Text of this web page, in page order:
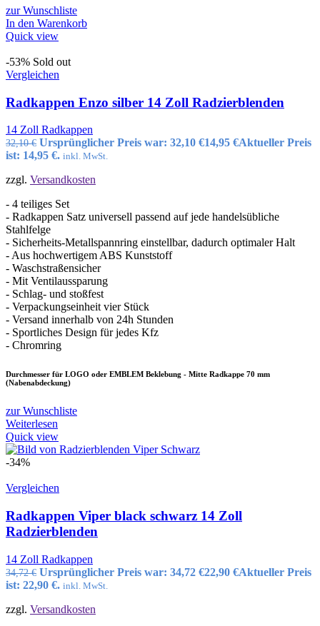
zur Wunschliste
In den Warenkorb
Quick view
-53% Sold out
Vergleichen
Radkappen Enzo silber 14 Zoll Radzierblenden
14 Zoll Radkappen
32,10€ Ursprünglicher Preis war: 32,10 €14,95 €Aktueller Preis
ist: 14,95 €. inkl. MwSt.
zzgl. Versandkosten
- 4 teiliges Set
- Radkappen Satz universell passend auf jede handelsübliche
Stahlfelge
- Sicherheits-Metallspannring einstellbar, dadurch optimaler Halt
- Aus hochwertigem ABS Kunststoff
- Waschstraßensicher
- Mit Ventilaussparung
- Schlag- und stoßfest
- Verpackungseinheit vier Stück
- Versand innerhalb von 24h Stunden
- Sportliches Design für jedes Kfz
- Chromring
Durchmesser für LOGO oder EMBLEM Beklebung - Mitte Radkappe 70 mm
(Nabenabdeckung)
zur Wunschliste
Weiterlesen
Quick view
-34%
Vergleichen
Radkappen Viper black schwarz 14 Zoll
Radzierblenden
14 Zoll Radkappen
34,72€ Ursprünglicher Preis war: 34,72 €22,90 €Aktueller Preis
ist: 22,90 €. inkl. MwSt.
zzgl. Versandkosten